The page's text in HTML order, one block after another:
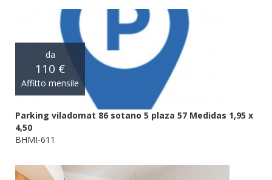
da
110 €
Affitto mensile
Parking viladomat 86 sotano 5 plaza 57 Medidas 1,95 x
4,50
BHMI-611